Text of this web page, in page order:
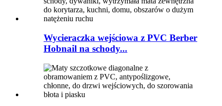
Wycieraczka wejściowa z PVC Berber
Hobnail na schody...